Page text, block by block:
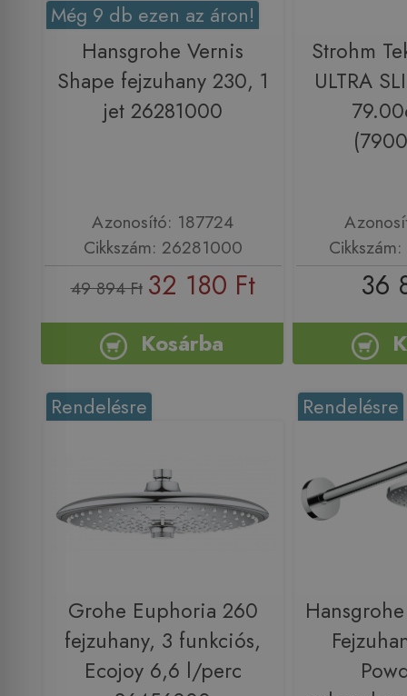
Még 9 db ezen az áron!
Hansgrohe Vernis
Shape fejzuhany 230, 1
jet 26281000
Azonosító: 187724
Cikkszám: 26281000
49 894 Ft 32 180 Ft
Kosárba
Strohm
ULTRA
36
Rendelésre
Grohe Euphoria 260
fejzuhany, 3 funkciós,
Ecojoy 6,6 l/perc
Rendelésre